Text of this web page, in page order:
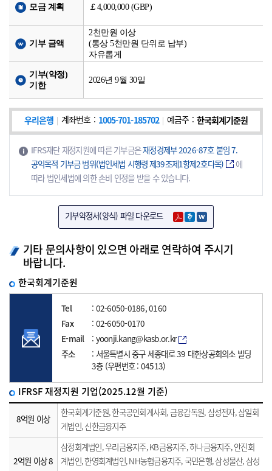
모금 계획 ￡4,000,000 (GBP)
기부 금액
2천만원 이상
(통상 5천만원 단위로 납부)
자유롭게
기부(약정)
기한
2026년 9월 30일
우리은행 계좌번호 : 1005-701-185702 예금주 : 한국회계기준원
IFRS재단 재정지원에 따른 기부금은재정경제부 2026-87호 붙임 7.
공익목적 기부금 범위(법인세법 시행령 제39조제1항제2호다목)
에
따라 법인세법에 의한 손비 인정을 받을 수 있습니다.
기부약정서(양식) 파일 다운로드
기타 문의사항이 있으면 아래로 연락하여 주시기
바랍니다.
한국회계기준원
Tel
: 02-6050-0186, 0160
Fax
: 02-6050-0170
E-mail
: yoonji.kang@kasb.or.kr
주소
: 서울특별시 중구 세종대로 39 대한상공회의소 빌딩
3층 (우편번호 : 04513)
IFRSF 재정지원 기업(2025.12월 기준)
8억원 이상
한국회계기준원, 한국공인회계사회, 금융감독원, 삼성전자, 삼일회
계법인, 신한금융지주
2억원 이상 8
삼정회계법인, 우리금융지주, KB금융지주, 하나금융지주, 안진회
계법인, 한영회계법인, NH농협금융지주, 국민은행, 삼성물산, 삼성